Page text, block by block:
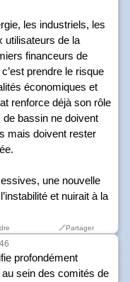
les industriels, les
utilisateurs de la
financeurs de
prendre le risque
économiques et
renforce déjà son rôle
bassin ne doivent
mais doivent rester
une nouvelle
et nuirait à la
🔗Partager
profondément
au sein des comités de